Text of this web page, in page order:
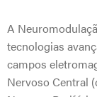
A
tecnologias
campos
Nervoso Central